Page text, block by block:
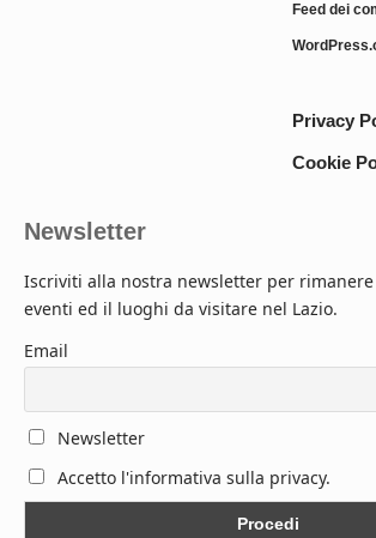
Feed dei
Privacy
Cookie
Newsletter
Iscriviti alla nostra newsletter per
eventi ed il luoghi da visitare nel Lazio.
Email
Newsletter
Accetto l'informativa sulla privacy.